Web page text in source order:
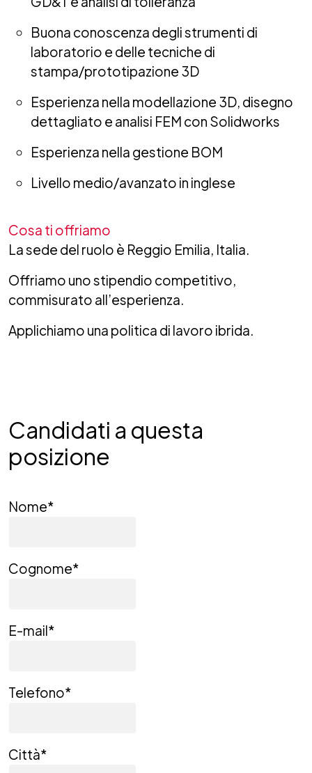
Buona conoscenza degli strumenti di
laboratorio e delle tecniche di
stampa/prototipazione 3D
Esperienza nella modellazione 3D, disegno
dettagliato e analisi FEM con Solidworks
Esperienza nella gestione BOM
Livello medio/avanzato in inglese
Cosa ti offriamo
La sede del ruolo è Reggio Emilia, Italia.
Offriamo uno stipendio competitivo,
commisurato all’esperienza.
Applichiamo una politica di lavoro ibrida.
Candidati a questa
posizione
Nome*
Cognome*
E-mail*
Telefono*
Città*